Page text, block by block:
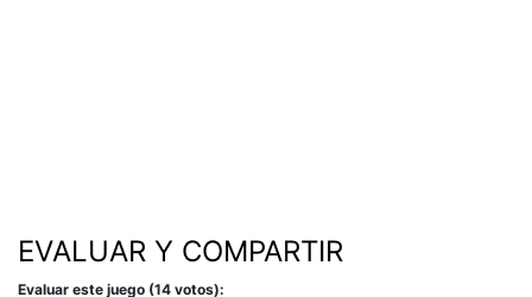
EVALUAR Y COMPARTIR
Evaluar este juego (14 votos):